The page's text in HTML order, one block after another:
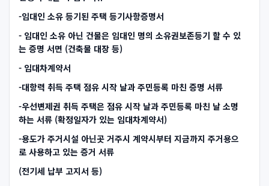
-임대인 소유 등기된 주택 등기사항증명서
- 임대인 소유 아닌 건물은 임대인 명의 소유권보존등기 할 수 있
는 증명 서면 (건축물 대장 등)
- 임대차계약서
-대항력 취득 주택 점유 시작 날과 주민등록 마친 증명 서류
-우선변제권 취득 주택은 점유 시작 날과 주민등록 마친 날 소명
하는 서류 (확정일자가 있는 임대차계약서)
-용도가 주거시설 아닌곳 거주시 계약시부터 지금까지 주거용으
로 사용하고 있는 증거 서류
(전기세 납부 고지서 등)